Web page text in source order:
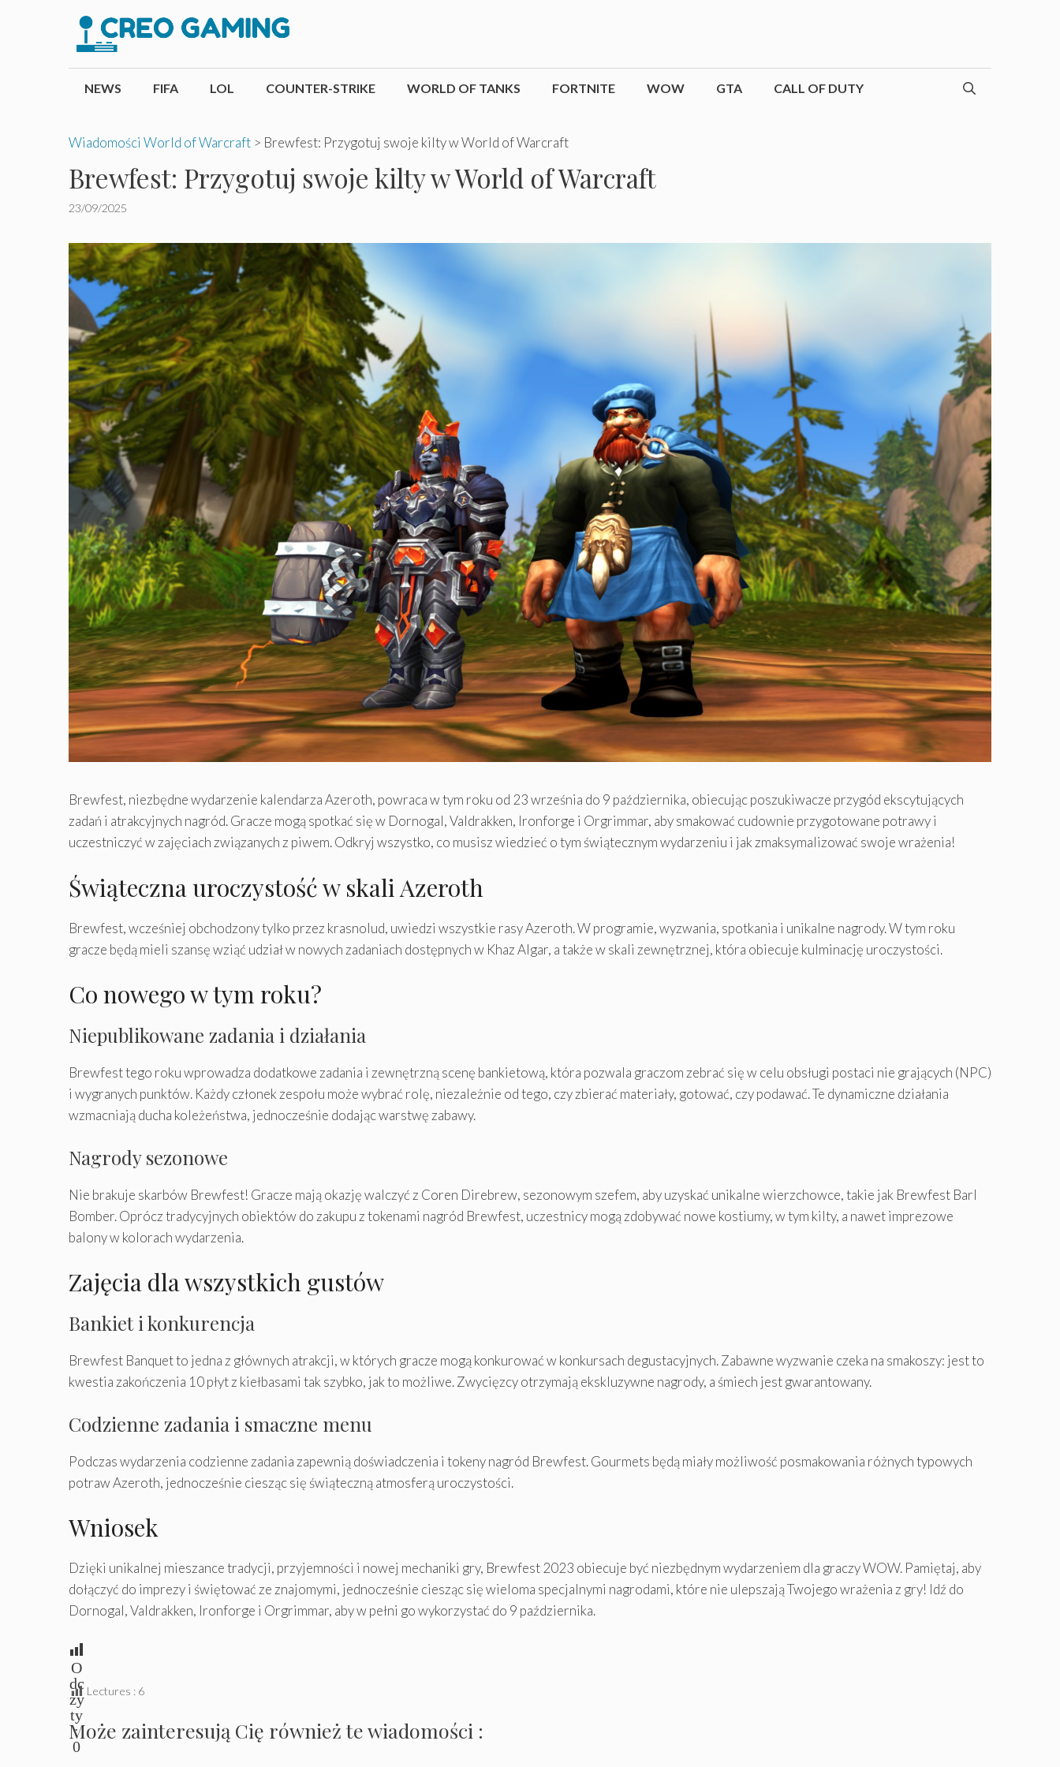
NEWS FIFA LOL COUNTER-STRIKE WORLD OF TANKS FORTNITE WOW GTA CALL OF DUTY
Wiadomości World of Warcraft > Brewfest: Przygotuj swoje kilty w World of Warcraft
Brewfest: Przygotuj swoje kilty w World of Warcraft
23/09/2025
Brewfest, niezbędne wydarzenie kalendarza Azeroth, powraca w tym roku od 23 września do 9 października, obiecując poszukiwacze przygód ekscytujących
zadań i atrakcyjnych nagród. Gracze mogą spotkać się w Dornogal, Valdrakken, Ironforge i Orgrimmar, aby smakować cudownie przygotowane potrawy i
uczestniczyć w zajęciach związanych z piwem. Odkryj wszystko, co musisz wiedzieć o tym świątecznym wydarzeniu i jak zmaksymalizować swoje wrażenia!
Świąteczna uroczystość w skali Azeroth
Brewfest, wcześniej obchodzony tylko przez krasnolud, uwiedzi wszystkie rasy Azeroth. W programie, wyzwania, spotkania i unikalne nagrody. W tym roku
gracze będą mieli szansę wziąć udział w nowych zadaniach dostępnych w Khaz Algar, a także w skali zewnętrznej, która obiecuje kulminację uroczystości.
Co nowego w tym roku?
Niepublikowane zadania i działania
Brewfest tego roku wprowadza dodatkowe zadania i zewnętrzną scenę bankietową, która pozwala graczom zebrać się w celu obsługi postaci nie grających (NPC)
i wygranych punktów. Każdy członek zespołu może wybrać rolę, niezależnie od tego, czy zbierać materiały, gotować, czy podawać. Te dynamiczne działania
wzmacniają ducha koleżeństwa, jednocześnie dodając warstwę zabawy.
Nagrody sezonowe
Nie brakuje skarbów Brewfest! Gracze mają okazję walczyć z Coren Direbrew, sezonowym szefem, aby uzyskać unikalne wierzchowce, takie jak Brewfest Barl
Bomber. Oprócz tradycyjnych obiektów do zakupu z tokenami nagród Brewfest, uczestnicy mogą zdobywać nowe kostiumy, w tym kilty, a nawet imprezowe
balony w kolorach wydarzenia.
Zajęcia dla wszystkich gustów
Bankiet i konkurencja
Brewfest Banquet to jedna z głównych atrakcji, w których gracze mogą konkurować w konkursach degustacyjnych. Zabawne wyzwanie czeka na smakoszy: jest to
kwestia zakończenia 10 płyt z kiełbasami tak szybko, jak to możliwe. Zwycięzcy otrzymają ekskluzywne nagrody, a śmiech jest gwarantowany.
Codzienne zadania i smaczne menu
Podczas wydarzenia codzienne zadania zapewnią doświadczenia i tokeny nagród Brewfest. Gourmets będą miały możliwość posmakowania różnych typowych
potraw Azeroth, jednocześnie ciesząc się świąteczną atmosferą uroczystości.
Wniosek
Dzięki unikalnej mieszance tradycji, przyjemności i nowej mechaniki gry, Brewfest 2023 obiecuje być niezbędnym wydarzeniem dla graczy WOW. Pamiętaj, aby
dołączyć do imprezy i świętować ze znajomymi, jednocześnie ciesząc się wieloma specjalnymi nagrodami, które nie ulepszają Twojego wrażenia z gry! Idź do
Dornogal, Valdrakken, Ironforge i Orgrimmar, aby w pełni go wykorzystać do 9 października.
O
dc
zy
ty
:
0
Lectures : 6
Może zainteresują Cię również te wiadomości :